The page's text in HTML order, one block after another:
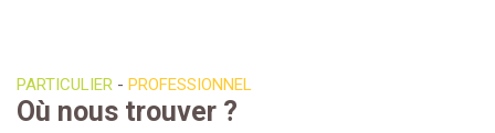
PARTICULIER - PROFESSIONNEL
Où nous trouver ?